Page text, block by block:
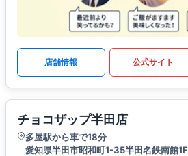
店舗情報 公式サイト
チョコザップ半田店
多屋駅から車で18分
愛知県半田市昭和町1-35半田名鉄南館1F